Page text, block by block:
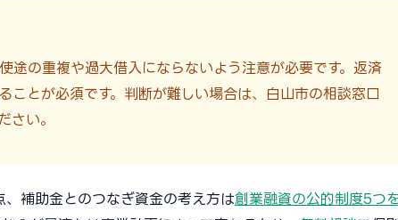
途の重複や過大借入にならないよう注意が必要です。返済
ことが必須です。判断が難しい場合は、白山市の相談窓口
さい。
補助金とのつなぎ資金の考え方は創業融資の公的制度5つ